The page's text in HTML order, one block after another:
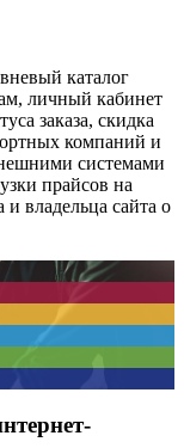
каталог
личный кабинет
заказа, скидка
компаний и
системами
прайсов на
владельца сайта о